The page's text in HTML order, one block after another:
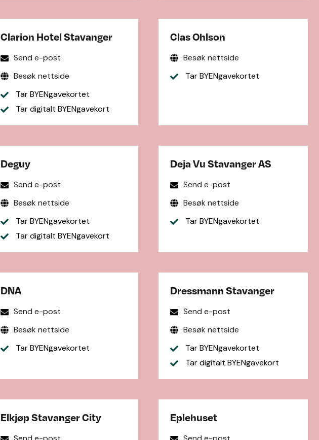
Clarion Hotel Stavanger
Send e-post
Besøk nettside
Tar BYENgavekortet
Tar digitalt BYENgavekort
Clas Ohlson
Besøk nettside
Tar BYENgavekortet
Deguy
Send e-post
Besøk nettside
Tar BYENgavekortet
Tar digitalt BYENgavekort
Deja Vu Stavanger AS
Send e-post
Besøk nettside
Tar BYENgavekortet
DNA
Send e-post
Besøk nettside
Tar BYENgavekortet
Dressmann Stavanger
Send e-post
Besøk nettside
Tar BYENgavekortet
Tar digitalt BYENgavekort
Elkjøp Stavanger City Eplehuset